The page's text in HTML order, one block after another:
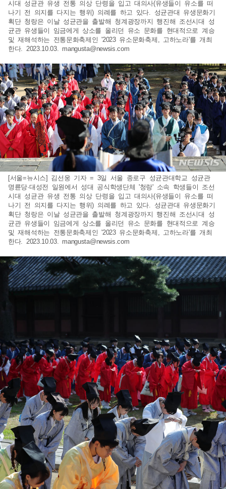
시대 성균관 유생 전통 의상 단령을 입고 대의사(유생들이 유소를 떠
나기 전 의지를 다지는 행위) 의례를 하고 있다. 성균관대 유생문화기
획단 청랑은 이날 성균관을 출발해 청계광장까지 행진해 조선시대 성
균관 유생들이 임금에게 상소를 올리던 유소 문화를 현대적으로 계승
및 재해석하는 전통문화축제인 '2023 유소문화축제, 고하노라'를 개최
한다. 2023.10.03. mangusta@newsis.com
[서울=뉴시스] 김선웅 기자 = 3일 서울 종로구 성균관대학교 성균관
명륜당·대성전 일원에서 성대 공식학생단체 '청랑' 소속 학생들이 조선
시대 성균관 유생 전통 의상 단령을 입고 대의사(유생들이 유소를 떠
나기 전 의지를 다지는 행위) 의례를 하고 있다. 성균관대 유생문화기
획단 청랑은 이날 성균관을 출발해 청계광장까지 행진해 조선시대 성
균관 유생들이 임금에게 상소를 올리던 유소 문화를 현대적으로 계승
및 재해석하는 전통문화축제인 '2023 유소문화축제, 고하노라'를 개최
한다. 2023.10.03. mangusta@newsis.com